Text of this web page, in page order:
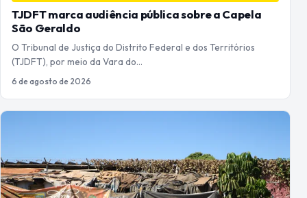
TJDFT marca audiência pública sobre a Capela
São Geraldo
O Tribunal de Justiça do Distrito Federal e dos Territórios
(TJDFT), por meio da Vara do…
6 de agosto de 2026